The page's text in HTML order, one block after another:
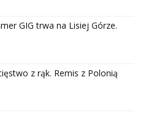
GIG trwa na Lisiej Górze.
z rąk. Remis z Polonią